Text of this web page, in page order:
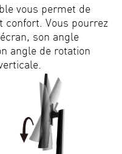
vous permet de
Vous pourrez
son angle
angle de rotation